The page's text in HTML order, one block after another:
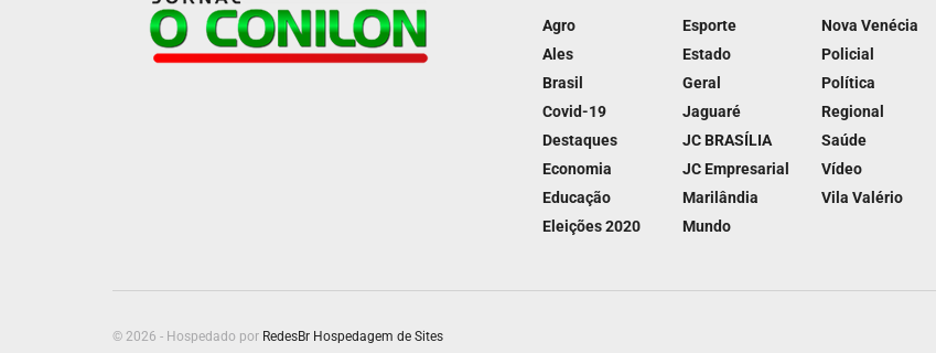
Agro
Ales
Brasil
Covid-19
Destaques
Economia
Educação
Eleições 2020
Esporte
Estado
Geral
Jaguaré
JC BRASÍLIA
JC Empresarial
Marilândia
Mundo
Nova Venécia
Policial
Política
Regional
Saúde
Vídeo
Vila Valério
© 2026 - Hospedado por RedesBr Hospedagem de Sites